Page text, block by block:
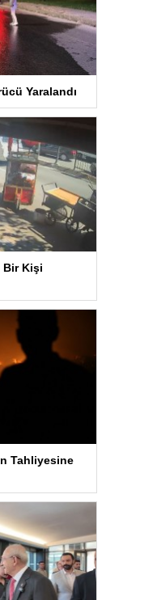
Yaralandı
Bir Kişi
Tahliyesine